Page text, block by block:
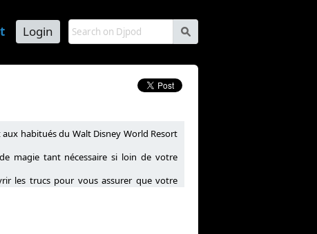
s
Login
habitués du Walt Disney World Resort
magie tant nécessaire si loin de votre
les trucs pour vous assurer que votre
restaurants et hôtels du WDW Resort.